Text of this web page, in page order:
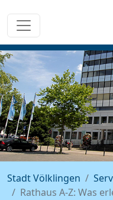
Stadt Völklingen
Rathaus A-Z: Was